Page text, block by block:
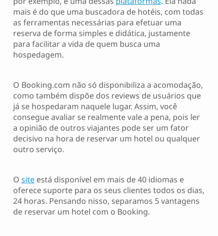
mais é do que uma buscadora de hotéis, com todas
as ferramentas necessárias para efetuar uma
reserva de forma simples e didática, justamente
para facilitar a vida de quem busca uma
hospedagem.
O Booking.com não só disponibiliza a acomodação,
como também dispõe dos reviews de usuários que
já se hospedaram naquele lugar. Assim, você
consegue avaliar se realmente vale a pena, pois ler
a opinião de outros viajantes pode ser um fator
decisivo na hora de reservar um hotel ou qualquer
outro serviço.
O siteestá disponível em mais de 40 idiomas e
oferece suporte para os seus clientes todos os dias,
24 horas. Pensando nisso, separamos 5 vantagens
de reservar um hotel com o Booking.